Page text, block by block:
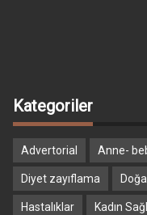
Kategoriler
Advertorial Anne-
Diyet zayıflama
Hastalıklar Kadın